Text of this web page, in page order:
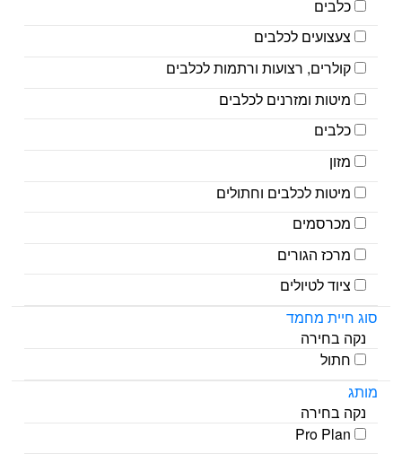
כלבים
צעצועים לכלבים
קולרים, רצועות ורתמות לכלבים
מיטות ומזרנים לכלבים
כלבים
מזון
מיטות לכלבים וחתולים
מכרסמים
מרכז הגורים
ציוד לטיולים
סוג חיית מחמד
נקה בחירה
חתול
מותג
נקה בחירה
Pro Plan